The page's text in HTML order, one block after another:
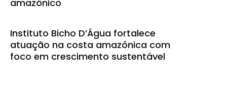
amazônico
Instituto Bicho D’Água fortalece
atuação na costa amazônica com
foco em crescimento sustentável